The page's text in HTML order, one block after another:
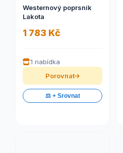
Westernový poprsník
Lakota
1 783 Kč
1 nabídka
Porovnat
⚖️ + Srovnat